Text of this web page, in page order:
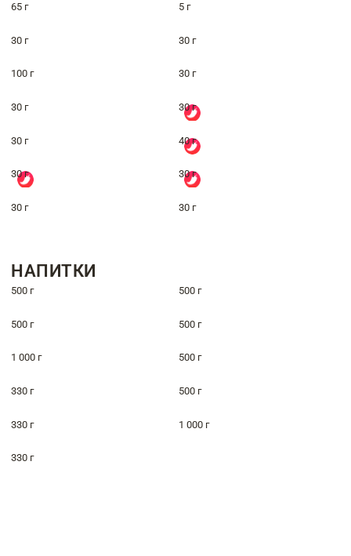
65 г 5 г
30 г 30 г
100 г 30 г
30 г 30 г
30 г 40 г
30 г 30 г
30 г 30 г
НАПИТКИ
500 г 500 г
500 г 500 г
1 000 г 500 г
330 г 500 г
330 г 1 000 г
330 г